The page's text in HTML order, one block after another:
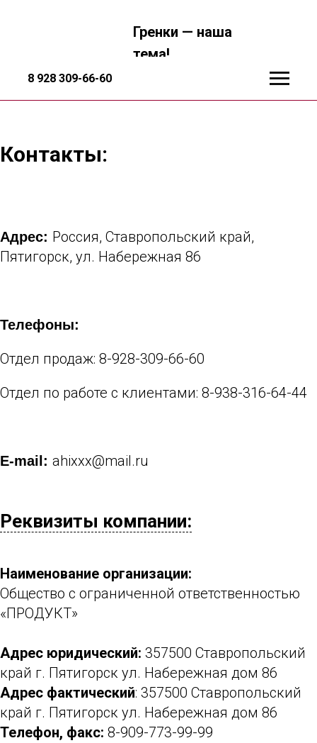
Гренки — наша
тема!
8 928 309-66-60
Контакты:
Адрес: Россия, Ставропольский край,
Пятигорск, ул. Набережная 86
Телефоны:
Отдел продаж: 8-928-309-66-60
Отдел по работе с клиентами: 8-938-316-64-44
E-mail: ahixxx@mail.ru
Реквизиты компании:
Наименование организации:
Общество с ограниченной ответственностью
«ПРОДУКТ»
Адрес юридический: 357500 Ставропольский
край г. Пятигорск ул. Набережная дом 86
Адрес фактический: 357500 Ставропольский
край г. Пятигорск ул. Набережная дом 86
Телефон, факс: 8-909-773-99-99